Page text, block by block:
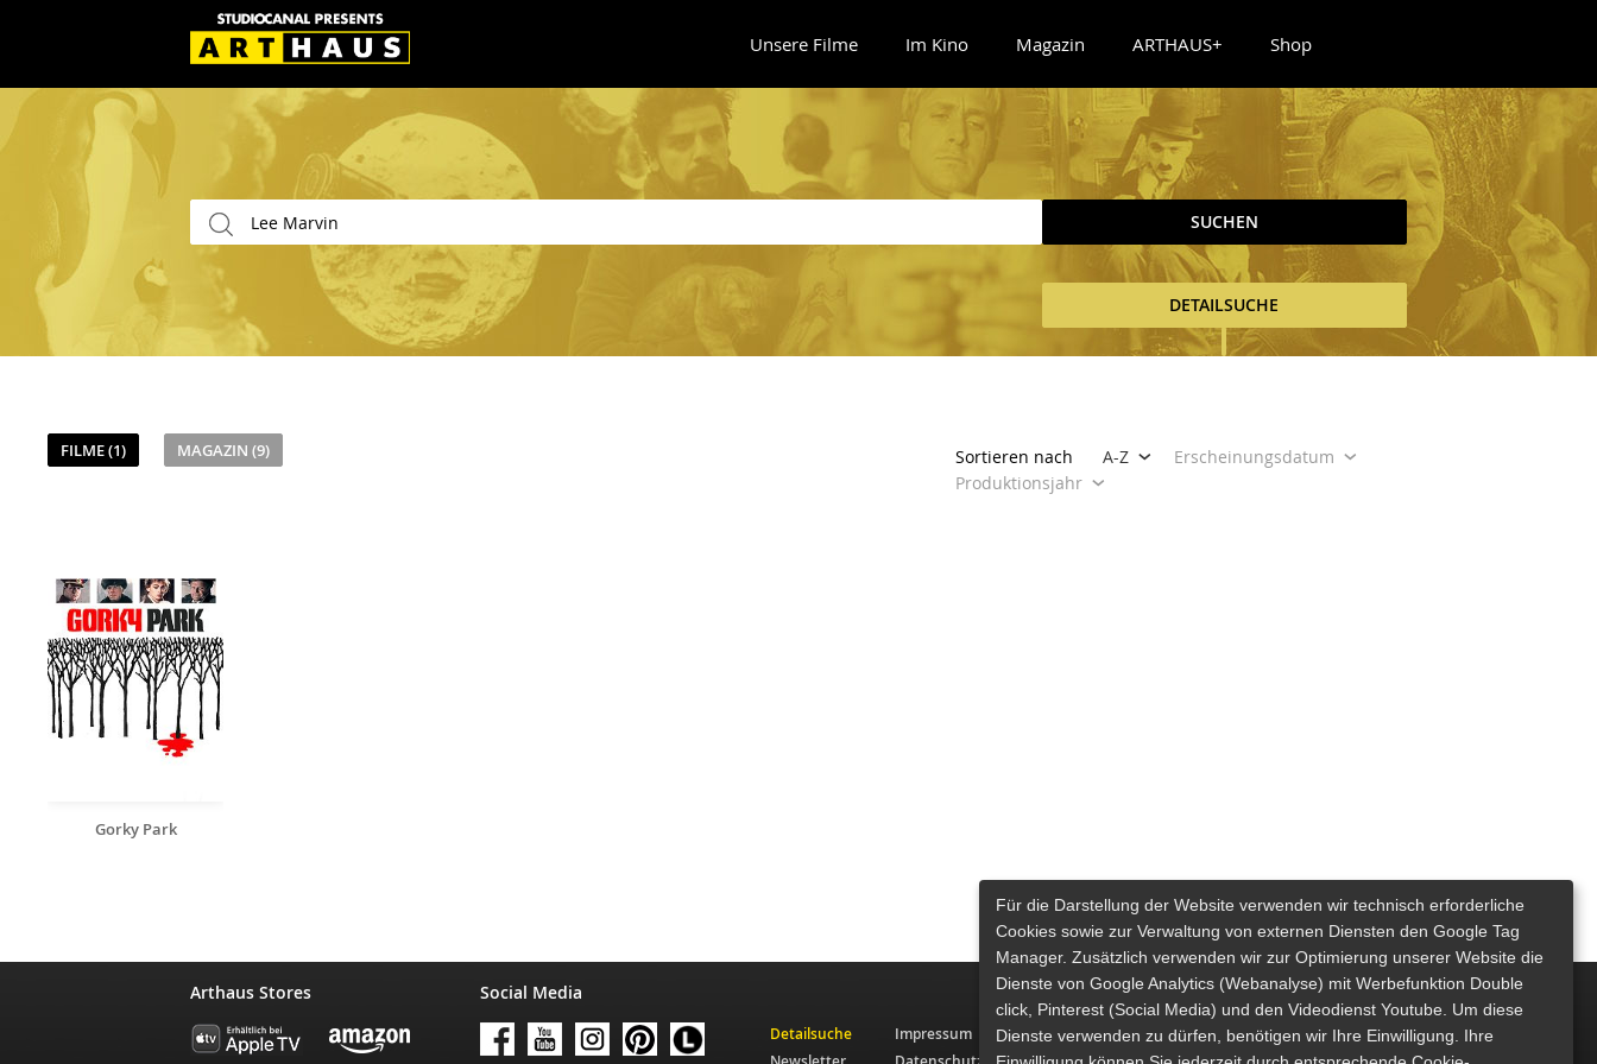
Unsere Filme Im Kino Magazin ARTHAUS+ Shop
SUCHEN
DETAILSUCHE
FILME (1) MAGAZIN (9) Sortieren nach A-Z
Erscheinungsdatum
Produktionsjahr
Gorky Park
Arthaus Stores Social Media
Detailsuche
Impressum
Für die Darstellung der Website verwenden wir technisch erforderliche
Cookies sowie zur Verwaltung von externen Diensten den Google Tag
Manager. Zusätzlich verwenden wir zur Optimierung unserer Website die
Dienste von Google Analytics (Webanalyse) mit Werbefunktion Double
click, Pinterest (Social Media) und den Videodienst Youtube. Um diese
Dienste verwenden zu dürfen, benötigen wir Ihre Einwilligung. Ihre